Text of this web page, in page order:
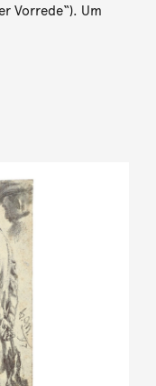
Vorrede“). Um